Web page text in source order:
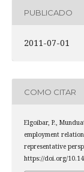
PUBLICADO
2011-07-01
COMO CITAR
Elgoibar, P.,
employment
representative
https://doi.org/